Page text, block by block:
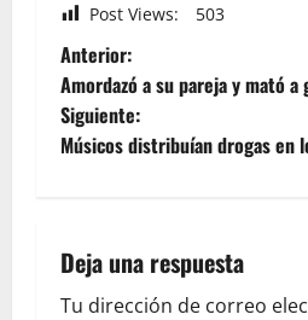
Post Views: 503
Anterior:
Amordazó a su pareja y mató
Siguiente:
Músicos distribuían drogas en
Deja una respuesta
Tu dirección de correo